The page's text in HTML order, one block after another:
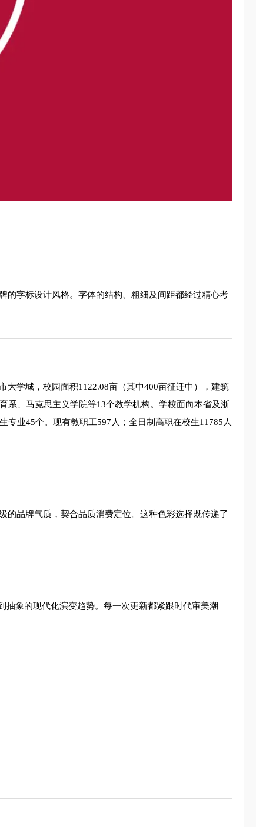
的字标设计风格。字体的结构、粗细及间距都经过精心考
学城，校园面积1122.08亩（其中400亩征迁中），建筑
系、马克思主义学院等13个教学机构。学校面向本省及浙
业45个。现有教职工597人；全日制高职在校生11785人
的品牌气质，契合品质消费定位。这种色彩选择既传递了
象的现代化演变趋势。每一次更新都紧跟时代审美潮